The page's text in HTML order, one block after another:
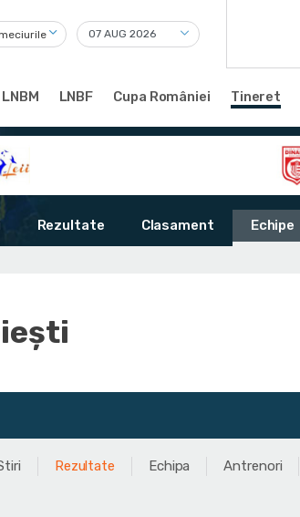
LNBM LNBF Cupa României Tineret
Rezultate Clasament Echipe
Rezultate Echipa Antrenori